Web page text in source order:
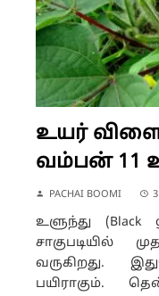
உயர்
வம்பன் 11
PACHAI BOOMI
உளுந்து (Black
சாகுபடியில்
வருகிறது.
பயிராகும்.